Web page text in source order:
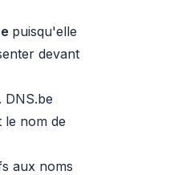
puisqu'elle
devant
DNS.be
le nom de
aux noms